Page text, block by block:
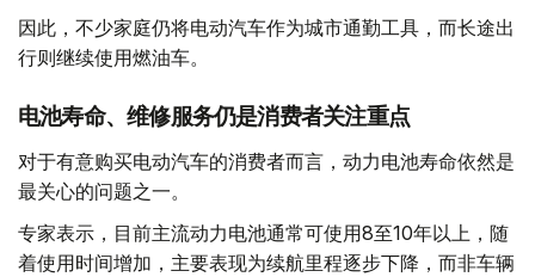
因此，不少家庭仍将电动汽车作为城市通勤工具，而长途出
行则继续使用燃油车。
电池寿命、维修服务仍是消费者关注重点
对于有意购买电动汽车的消费者而言，动力电池寿命依然是
最关心的问题之一。
专家表示，目前主流动力电池通常可使用8至10年以上，随
着使用时间增加，主要表现为续航里程逐步下降，而非车辆